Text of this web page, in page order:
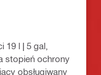
19 l | 5 gal,
stopień ochrony
obsługiwany